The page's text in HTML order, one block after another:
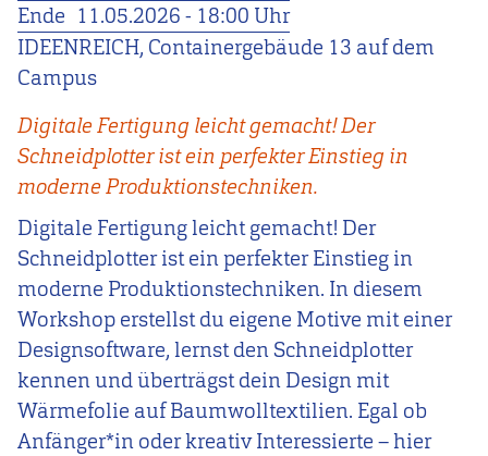
Ende 11.05.2026 - 18:00 Uhr
IDEENREICH, Containergebäude 13 auf dem
Campus
Digitale Fertigung leicht gemacht! Der
Schneidplotter ist ein perfekter Einstieg in
moderne Produktionstechniken.
Digitale Fertigung leicht gemacht! Der
Schneidplotter ist ein perfekter Einstieg in
moderne Produktionstechniken. In diesem
Workshop erstellst du eigene Motive mit einer
Designsoftware, lernst den Schneidplotter
kennen und überträgst dein Design mit
Wärmefolie auf Baumwolltextilien. Egal ob
Anfänger*in oder kreativ Interessierte – hier